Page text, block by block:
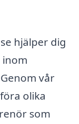
hjälper dig
vår
olika
som